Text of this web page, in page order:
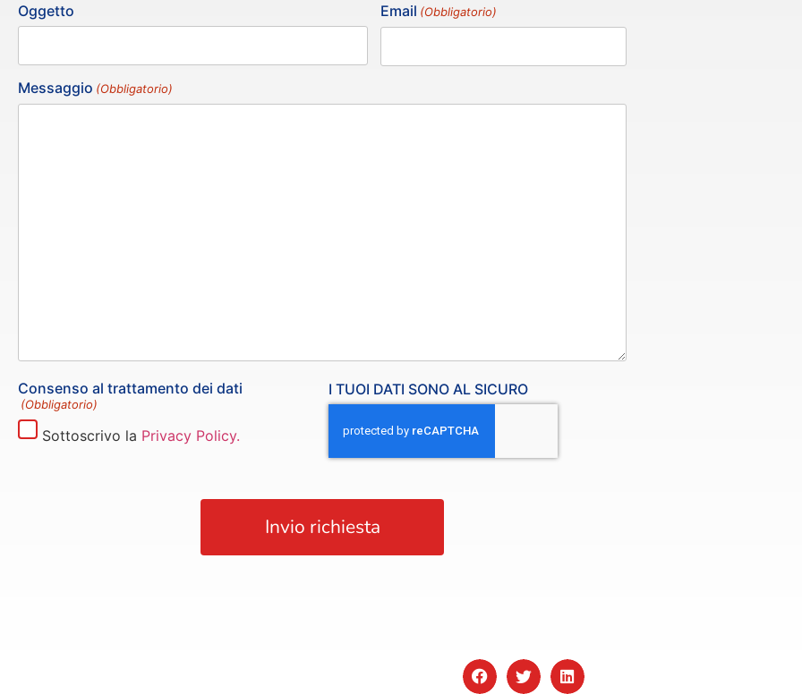
Oggetto Email (Obbligatorio)
Messaggio (Obbligatorio)
Consenso al trattamento dei dati
(Obbligatorio)
Sottoscrivo la Privacy Policy.
I TUOI DATI SONO AL SICURO